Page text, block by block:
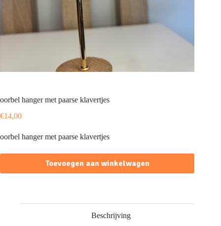
oorbel hanger met paarse klavertjes
€14,00
oorbel hanger met paarse klavertjes
Toevoegen aan winkelwagen
Beschrijving